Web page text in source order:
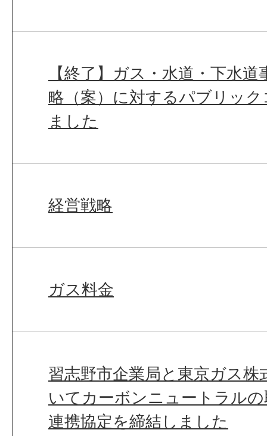
【終了】ガス・水道・下水
略（案）に対するパブリッ
ました
経営戦略
ガス料金
習志野市企業局と東京ガス株
いてカーボンニュートラル
連携協定を締結しました